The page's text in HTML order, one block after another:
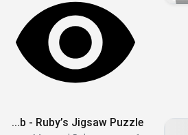
S4E01b - Ruby’s Jigsaw Puzzle